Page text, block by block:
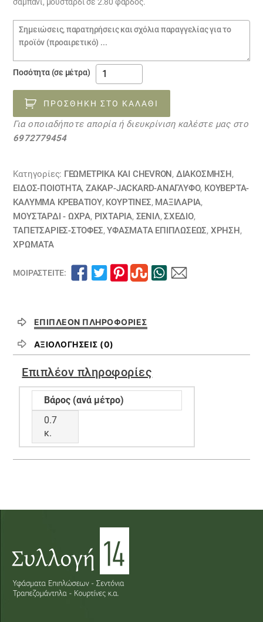
Σημειώσεις
παραγγελίας
Ποσότητα (σε μέτρα)
ύφασμα
DENALI
MUSTARD
16041044
ποσότητα
ΠΡΟΣΘΉΚΗ ΣΤΟ ΚΑΛΆΘΙ
Για οποιαδήποτε απορία ή διευκρίνιση καλέστε μας στο
6972779454
Κατηγορίες: ΓΕΩΜΕΤΡΙΚΆ ΚΑΙ CHEVRON , ΔΙΑΚΟΣΜΗΣΗ ,
ΕΙΔΟΣ-ΠΟΙΟΤΗΤΑ,ΖΑΚΆΡ-JACKARD-ΑΝΆΓΛΥΦΟ, ΚΟΥΒΈΡΤΑ-
ΚΆΛΥΜΜΑ ΚΡΕΒΑΤΙΟΎ, ΚΟΥΡΤΊΝΕΣ, ΜΑΞΙΛΆΡΙΑ,
ΜΟΥΣΤΑΡΔΙ - ΩΧΡΑ, ΡΙΧΤΆΡΙΑ, ΣΕΝΊΛ,ΣΧΕΔΙΟ,
ΤΑΠΕΤΣΑΡΙΕΣ-ΣΤΟΦΕΣ,ΥΦΆΣΜΑΤΑ ΕΠΙΠΛΏΣΕΩΣ, ΧΡΗΣΗ ,
ΧΡΏΜΑΤΑ
ΜΟΙΡΑΣΤΕΊΤΕ:
ΕΠΙΠΛΈΟΝ ΠΛΗΡΟΦΟΡΊΕΣ
ΑΞΙΟΛΟΓΉΣΕΙΣ (0)
Επιπλέον πληροφορίες
Βάρος (ανά μέτρο)
0.7
κ.